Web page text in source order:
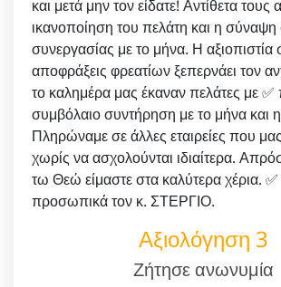
και μετά μην τον είδατε! Αντίθετα
ικανοποίηση του πελάτη και η
συνεργασίας με το μήνα. Η αξιοπιστία
αποφράξεις φρεατίων ξεπερνάει τον
το καλημέρα μας έκαναν πελάτες με
συμβόλαιο συντήρηση με το μήνα και
Πληρώναμε σε άλλες εταιρείες που
χωρίς να ασχολούνται ιδιαίτερα.
τω Θεώ είμαστε στα καλύτερα χέρια.
προσωπικά τον κ. ΣΤΕΡΓΙΟ.
Αξιολόγηση 3
Ζήτησε ανωνυμία